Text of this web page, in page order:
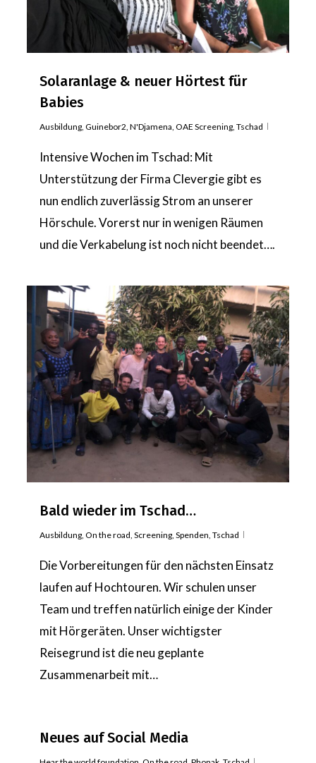
Solaranlage & neuer Hörtest für
Babies
Ausbildung,Guinebor2,N'Djamena,OAE Screening,Tschad
Intensive Wochen im Tschad: Mit
Unterstützung der Firma Clevergie gibt es
nun endlich zuverlässig Strom an unserer
Hörschule. Vorerst nur in wenigen Räumen
und die Verkabelung ist noch nicht beendet….
Bald wieder im Tschad…
Ausbildung ,On the road ,Screening ,Spenden ,Tschad
Die Vorbereitungen für den nächsten Einsatz
laufen auf Hochtouren. Wir schulen unser
Team und treffen natürlich einige der Kinder
mit Hörgeräten. Unser wichtigster
Reisegrund ist die neu geplante
Zusammenarbeit mit…
Neues auf Social Media